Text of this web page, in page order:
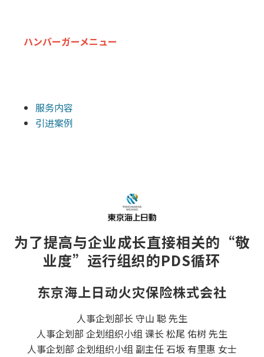
ハンバーガーメニュー
服务内容
引进案例
为了提高与企业成长直接相关的“敬
业度” 运行组织的PDS循环
东京海上日动火灾保险株式会社
人事企划部长 守山 聪 先生
人事企划部 企划组织小组 课长 松尾 佑树 先生
人事企划部 企划组织小组 副主任 石坂 有里惠 女士